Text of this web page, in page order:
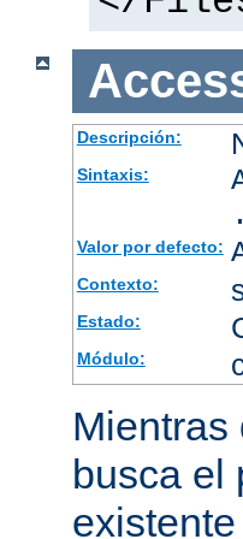
Descripción:
Sintaxis:
Valor por defecto:
Contexto:
Estado:
Módulo:
Mientras
busca el